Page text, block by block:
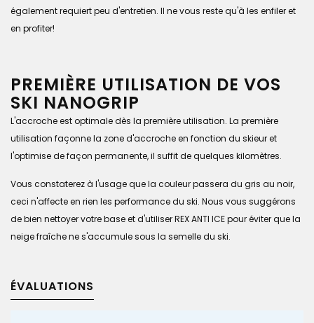
également requiert peu d'entretien. Il ne vous reste qu'à les enfiler et
en profiter!
PREMIÈRE UTILISATION DE VOS
SKI NANOGRIP
L'accroche est optimale dès la première utilisation. La première
utilisation façonne la zone d'accroche en fonction du skieur et
l'optimise de façon permanente, il suffit de quelques kilomètres.
Vous constaterez à l'usage que la couleur passera du gris au noir,
ceci n'affecte en rien les performance du ski. Nous vous suggérons
de bien nettoyer votre base et d'utiliser REX ANTI ICE pour éviter que la
neige fraîche ne s'accumule sous la semelle du ski.
ÉVALUATIONS